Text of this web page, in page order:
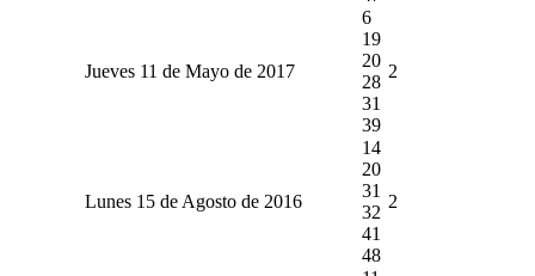
Jueves 11 de Mayo de 2017
6
19
20
28
31
39
2
Lunes 15 de Agosto de 2016
14
20
31
32
41
48
2